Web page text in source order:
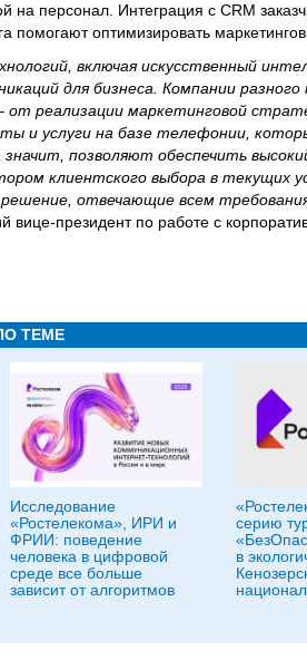
на персонал. Интеграция с CRM
помогают оптимизировать
включая искусственный
для бизнеса. Компании
реализации маркетинговой
и услуги на базе телефонии,
позволяют обеспечить
клиентского выбора в текущих
отвечающие всем
вице-президент по работе с
ТЕМЕ
Исследование
«Ростелекома», ИРИ и
ФРИИ: поведение
человека в цифровой
среде все больше
зависит от алгоритмов
серию
в